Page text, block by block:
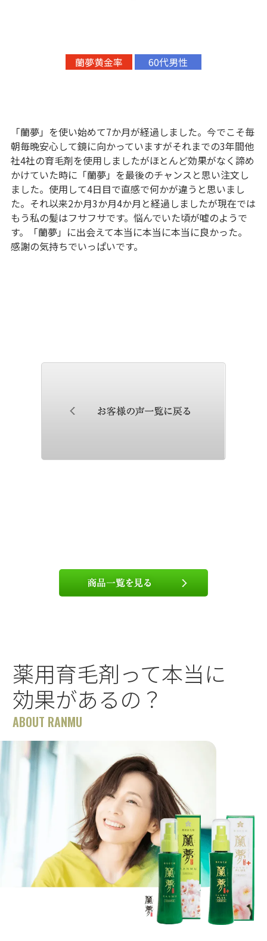
蘭夢黄金率 60代男性
「蘭夢」を使い始めて7か月が経過しました。今でこそ毎
朝毎晩安心して鏡に向かっていますがそれまでの3年間他
社4社の育毛剤を使用しましたがほとんど効果がなく諦め
かけていた時に「蘭夢」を最後のチャンスと思い注文し
ました。使用して4日目で直感で何かが違うと思いまし
た。それ以来2か月3か月4か月と経過しましたが現在では
もう私の髪はフサフサです。悩んでいた頃が嘘のようで
す。「蘭夢」に出会えて本当に本当に本当に良かった。
感謝の気持ちでいっぱいです。
薬用育毛剤って本当に
効果があるの？
ABOUT RANMU